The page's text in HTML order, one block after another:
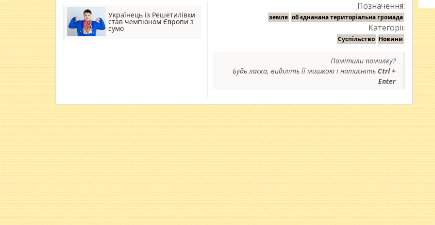
Українець із Решетилівки
став чемпіоном Європи з
сумо
Позначення:
земля об єднанана територіальна громада
Категорії:
Суспільство Новини
Помітили помилку?
Будь ласка, виділіть її мишкою і натисніть Ctrl +
Enter